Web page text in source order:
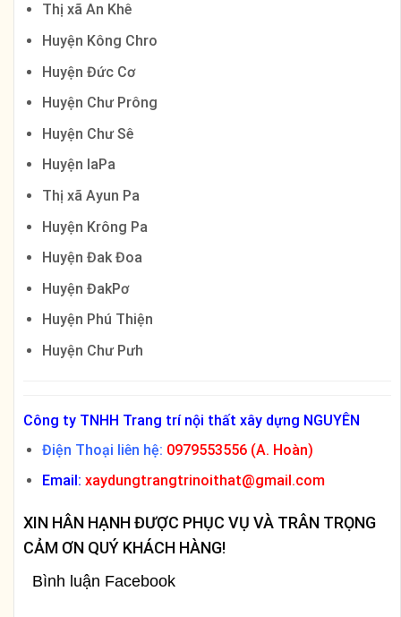
Thị xã An Khê
Huyện Kông Chro
Huyện Đức Cơ
Huyện Chư Prông
Huyện Chư Sê
Huyện IaPa
Thị xã Ayun Pa
Huyện Krông Pa
Huyện Đak Đoa
Huyện ĐakPơ
Huyện Phú Thiện
Huyện Chư Pưh
Công ty TNHH Trang trí nội thất xây dựng NGUYÊN
Điện Thoại liên hệ: 0979553556 (A. Hoàn)
Email: xaydungtrangtrinoithat@gmail.com
XIN HÂN HẠNH ĐƯỢC PHỤC VỤ VÀ TRÂN TRỌNG
CẢM ƠN QUÝ KHÁCH HÀNG!
Bình luận Facebook